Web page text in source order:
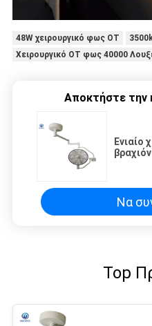
48W χειρουργικό φως OT
Χειρουργικό OT φως 40000
Αποκτήστε την
Ενιαίο
Να
Top